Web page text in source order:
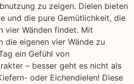
zu zeigen. Dielen bieten
und die pure Gemütlichkeit, die
vier Wänden findet. Mit
die eigenen vier Wände zu
ein Gefühl von
– besser geht es nicht als
oder Eichendielen! Diese